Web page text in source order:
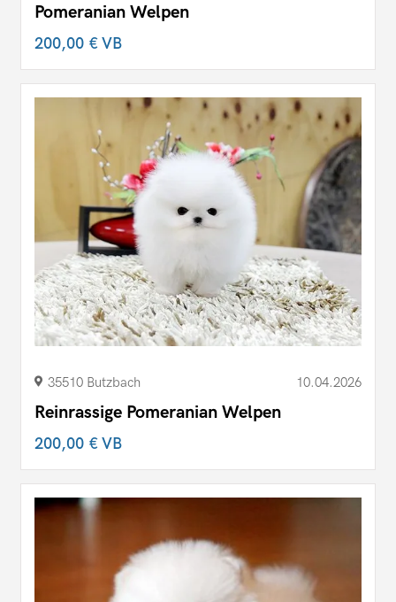
Pomeranian Welpen
200,00 €VB
35510 Butzbach 10.04.2026
Reinrassige Pomeranian Welpen
200,00 €VB